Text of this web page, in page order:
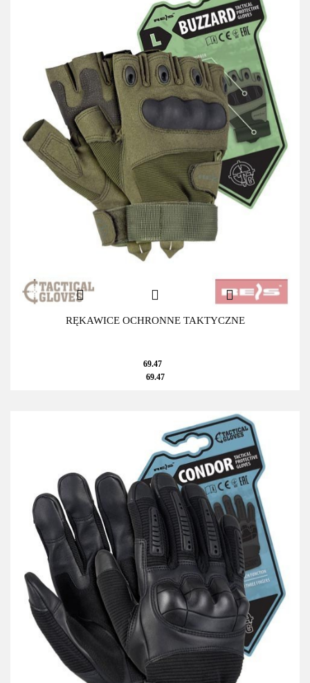
RĘKAWICE OCHRONNE TAKTYCZNE
69.47
69.47